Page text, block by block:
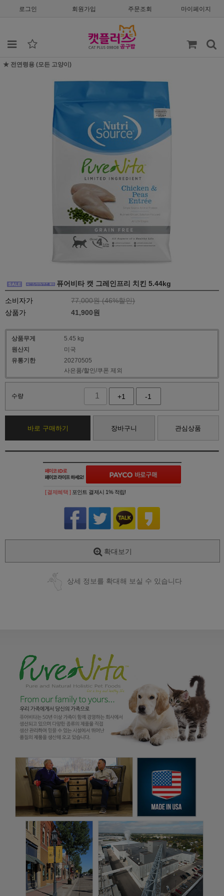
로그인 회원가입 주문조회 마이페이지
★ 전연령용 (모든 고양이)
퓨어비타 캣 그레인프리 치킨 5.44kg
소비자가 77,000원 (46%할인)
상품가
41,900원
상품무게
5.45 kg
원산지
미국
유통기한
20270505
사은품/할인/쿠폰 제외
수량 +1 -1
바로 구매하기 장바구니 관심상품
페이코 ID로
PAYCO 바로
[ 결제혜택 ] 포인트 결제시 1% 적립!
확대보기
상세 정보를 확대해 보실 수 있습니다